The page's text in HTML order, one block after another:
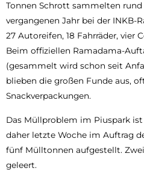
Tonnen Schrott sammelten
vergangenen Jahr bei der INKB-
27 Autoreifen, 18 Fahrräder, vier
Beim offiziellen Ramadama-
(gesammelt wird schon seit
blieben die großen Funde aus,
Snackverpackungen.
Das Müllproblem im Piuspark
daher letzte Woche im Auftrag
fünf Mülltonnen aufgestellt.
geleert.